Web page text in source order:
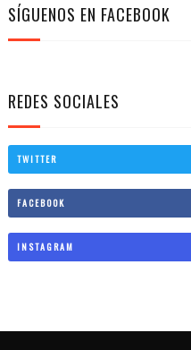
SÍGUENOS EN FACEBOOK
REDES SOCIALES
TWITTER
FACEBOOK
INSTAGRAM